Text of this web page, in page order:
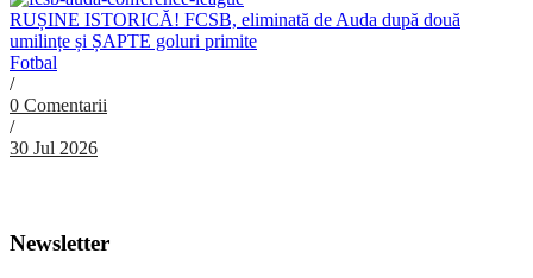
RUȘINE ISTORICĂ! FCSB, eliminată de Auda după două
umilințe și ȘAPTE goluri primite
Fotbal
/
0 Comentarii
/
30 Jul 2026
Newsletter